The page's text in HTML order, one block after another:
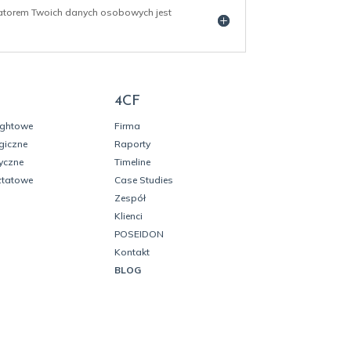
Twoich danych osobowych jest
4CF
Firma
Raporty
Timeline
Case Studies
Zespół
Klienci
POSEIDON
Kontakt
BLOG